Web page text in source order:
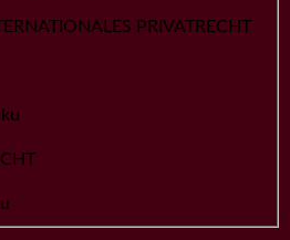
PRIVATRECHT